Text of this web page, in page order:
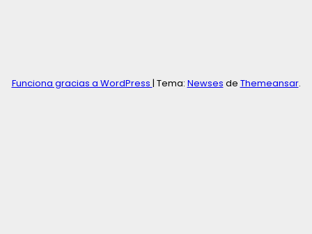
Funciona gracias a WordPress | Tema: Newses de Themeansar.